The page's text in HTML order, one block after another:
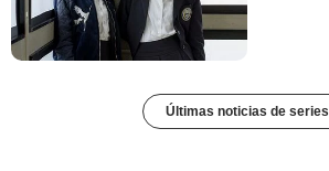
Últimas noticias de series